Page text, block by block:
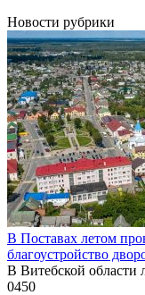
Новости рубрики
В Поставах летом
благоустройство
В Витебской области
0450